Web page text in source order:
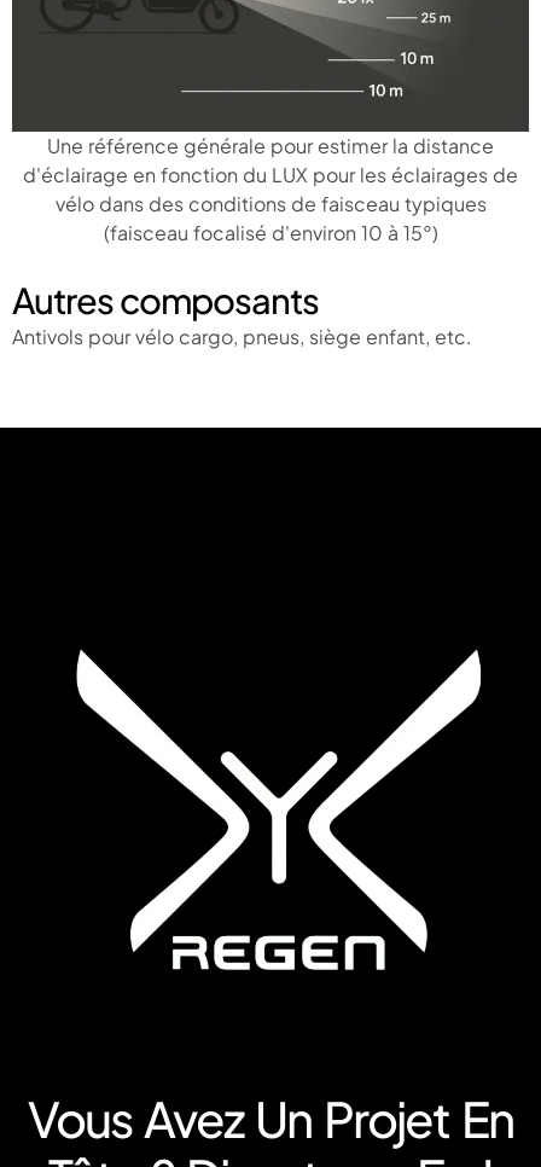
Une référence générale pour estimer la distance
d'éclairage en fonction du LUX pour les éclairages de
vélo dans des conditions de faisceau typiques
(faisceau focalisé d'environ 10 à 15°)
Autres composants
Antivols pour vélo cargo, pneus, siège enfant, etc.
Vous Avez Un Projet En